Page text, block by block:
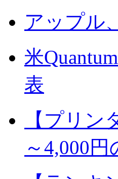
アップル
米
表
【プリン
～4,000円